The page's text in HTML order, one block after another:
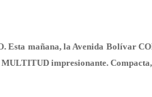
Esta mañana, la Avenida Bolívar
impresionante.